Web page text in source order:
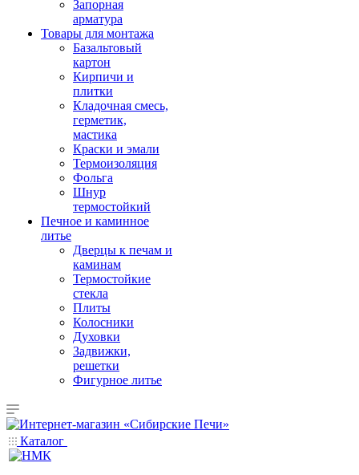
Запорная
арматура
Товары для монтажа
Базальтовый
картон
Кирпичи и
плитки
Кладочная смесь,
герметик,
мастика
Краски и эмали
Термоизоляция
Фольга
Шнур
термостойкий
Печное и каминное
литье
Дверцы к печам и
каминам
Термостойкие
стекла
Плиты
Колосники
Духовки
Задвижки,
решетки
Фигурное литье
Каталог